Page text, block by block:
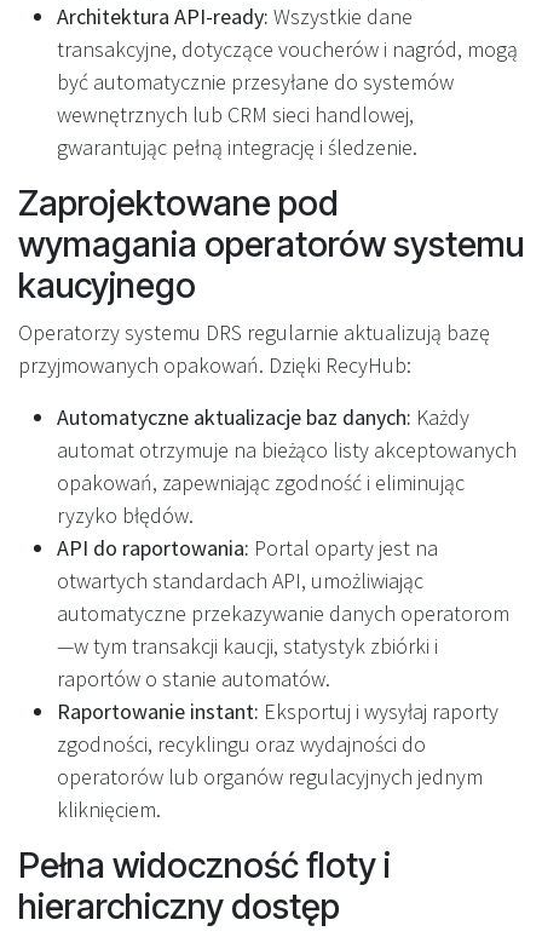
Architektura API-ready: Wszystkie dane
transakcyjne, dotyczące voucherów i nagród, mogą
być automatycznie przesyłane do systemów
wewnętrznych lub CRM sieci handlowej,
gwarantując pełną integrację i śledzenie.
Zaprojektowane pod
wymagania operatorów systemu
kaucyjnego
Operatorzy systemu DRS regularnie aktualizują bazę
przyjmowanych opakowań. Dzięki RecyHub:
Automatyczne aktualizacje baz danych: Każdy
automat otrzymuje na bieżąco listy akceptowanych
opakowań, zapewniając zgodność i eliminując
ryzyko błędów.
API do raportowania: Portal oparty jest na
otwartych standardach API, umożliwiając
automatyczne przekazywanie danych operatorom
—w tym transakcji kaucji, statystyk zbiórki i
raportów o stanie automatów.
Raportowanie instant: Eksportuj i wysyłaj raporty
zgodności, recyklingu oraz wydajności do
operatorów lub organów regulacyjnych jednym
kliknięciem.
Pełna widoczność floty i
hierarchiczny dostęp